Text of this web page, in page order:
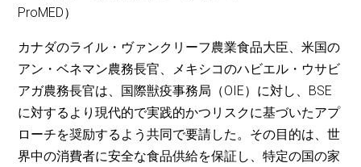
ProMED）
カナダのライル・ヴァンクリーフ農業食品大臣、米国の
アン・ベネマン農務長官、メキシコのハビエル・ウサビ
アガ農務長官は、国際獣疫事務局（OIE）に対し、BSE
に対するより現代的で実践的かつリスクに基づいたアプ
ローチを奨励するよう共同で要請した。その目的は、世
界中の消費者に安全な食品供給を保証し、特定の国の家